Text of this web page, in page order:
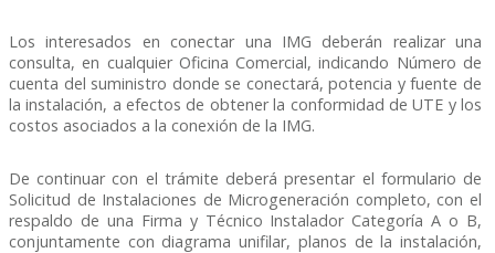
Los interesados en conectar una IMG deberán realizar una
consulta, en cualquier Oficina Comercial, indicando Número de
cuenta del suministro donde se conectará, potencia y fuente de
la instalación, a efectos de obtener la conformidad de UTE y los
costos asociados a la conexión de la IMG.
De continuar con el trámite deberá presentar el formulario de
Solicitud de Instalaciones de Microgeneración completo, con el
respaldo de una Firma y Técnico Instalador Categoría A o B,
conjuntamente con diagrama unifilar, planos de la instalación,